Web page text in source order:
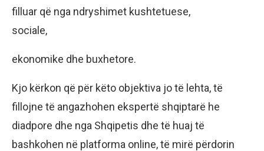
filluar që nga ndryshimet kushtetuese,
sociale,
ekonomike dhe buxhetore.
Kjo kërkon që për këto objektiva jo të lehta, të
fillojne të angazhohen ekspertë shqiptarë he
diadpore dhe nga Shqipetis dhe të huaj të
bashkohen në platforma online, të mirë përdorin